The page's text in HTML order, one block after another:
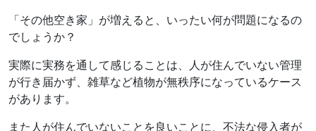
「その他空き家」が増えると、いったい何が問題になるの
でしょうか？
実際に実務を通して感じることは、人が住んでいない管理
が行き届かず、雑草など植物が無秩序になっているケース
があります。
また人が住んでいないことを良いことに、不法な侵入者が